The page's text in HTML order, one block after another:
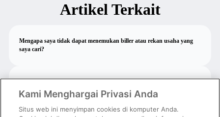
Artikel Terkait
Mengapa saya tidak dapat menemukan biller atau rekan usaha yang
saya cari?
Update saldo e-money tidak berhasil
Kami Menghargai Privasi Anda
Situs web ini menyimpan cookies di komputer Anda.